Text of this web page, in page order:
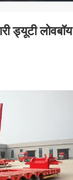
ड्यूटी